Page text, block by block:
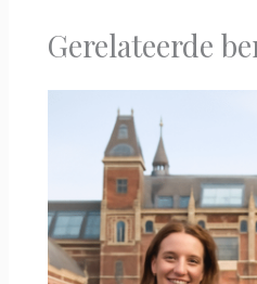
Gerelateerde